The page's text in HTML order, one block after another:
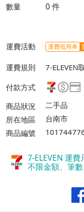
數量 0件
運費活動 運費抵用券
運費規則
7-ELEVEN
件免運費】
付款方式
商品狀況
二手品
所在地區
台南市
商品編號
7-ELEVEN 運費
不限金額、筆